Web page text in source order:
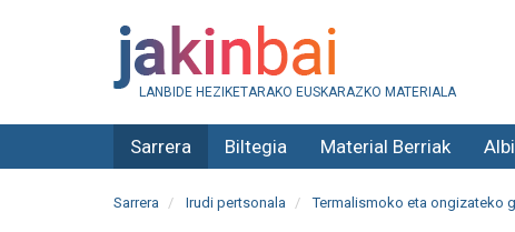
LANBIDE HEZIKETARAKO EUSKARAZKO MATERIALA
Sarrera Biltegia Material Berriak
Sarrera Irudi pertsonala Termalismoko eta ongizateko